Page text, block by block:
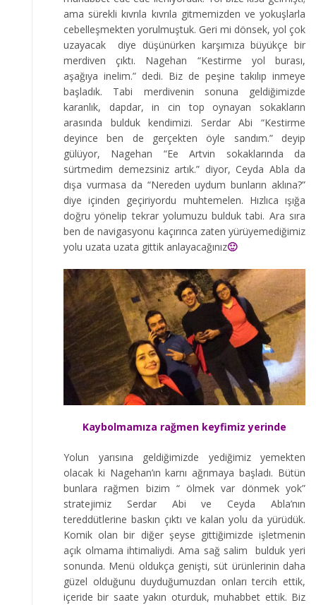
ama sürekli kıvrıla kıvrıla gitmemizden ve yokuşlarla
cebelleşmekten yorulmuştuk. Geri mi dönsek, yol çok
uzayacak diye düşünürken karşımıza büyükçe bir
merdiven çıktı. Nagehan “Kestirme yol burası,
aşağıya inelim.” dedi. Biz de peşine takılıp inmeye
başladık. Tabi merdivenin sonuna geldiğimizde
karanlık, dapdar, in cin top oynayan sokakların
arasında bulduk kendimizi. Serdar Abi “Kestirme
deyince ben de gerçekten öyle sandım.” deyip
gülüyor, Nagehan “Ee Artvin sokaklarında da
sürtmedim demezsiniz artık.” diyor, Ceyda Abla da
dışa vurmasa da “Nereden uydum bunların aklına?”
diye içinden geçiriyordu muhtemelen. Hızlıca ışığa
doğru yönelip tekrar yolumuzu bulduk tabi. Ara sıra
ben de navigasyonu kaçırınca zaten yürüyemediğimiz
yolu uzata uzata gittik anlayacağınız🙂
Kaybolmamıza rağmen keyfimiz yerinde
Yolun yarısına geldiğimizde yediğimiz yemekten
olacak ki Nagehan’ın karnı ağrımaya başladı. Bütün
bunlara rağmen bizim “ ölmek var dönmek yok”
stratejimiz Serdar Abi ve Ceyda Abla’nın
tereddütlerine baskın çıktı ve kalan yolu da yürüdük.
Komik olan bir diğer şeyse gittiğimizde işletmenin
açık olmama ihtimaliydi. Ama sağ salim bulduk yeri
sonunda. Menü oldukça genişti, süt ürünlerinin daha
güzel olduğunu duyduğumuzdan onları tercih ettik,
içeride bir saate yakın oturduk, muhabbet ettik. Biz